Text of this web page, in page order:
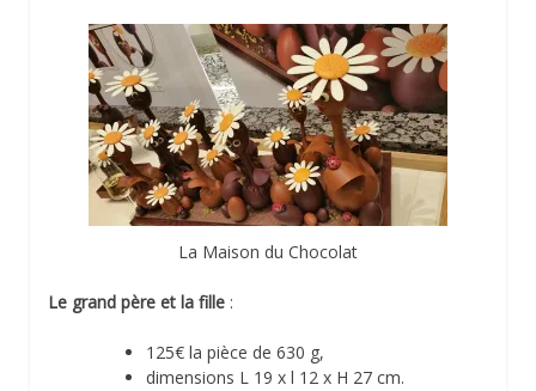
La Maison du Chocolat
Le grand père et la fille :
125€ la pièce de 630 g,
dimensions L 19 x l 12 x H 27 cm.